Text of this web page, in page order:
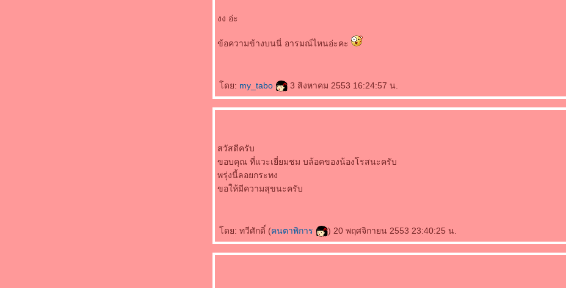
งง อ่ะ
ข้อความข้างบนนี่ อารมณ์ไหนอ่ะคะ
ดย: my_tabo 3 สิงหาคม 2553 16:24:57 น.
สวัสดีครับ
ขอบคุณ ที่แวะเยี่ยมชม บล้อคของน้องโรสนะครับ
พรุ่งนี้ลอยกระทง
ขอให้มีความสุขนะครับ
ดย: ทวีศักดิ์ (คนตาพิการ ) 20 พฤศจิกายน 2553 23:40:25 น.